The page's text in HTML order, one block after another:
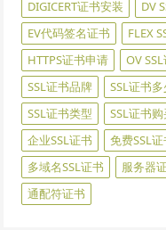
DIGICERT证书安装
DV
EV代码签名证书
FLEX
HTTPS证书申请
OV
SSL证书品牌
SSL证书
SSL证书类型
SSL证书
企业SSL证书
免费SSL证
多域名SSL证书
服务器
通配符证书